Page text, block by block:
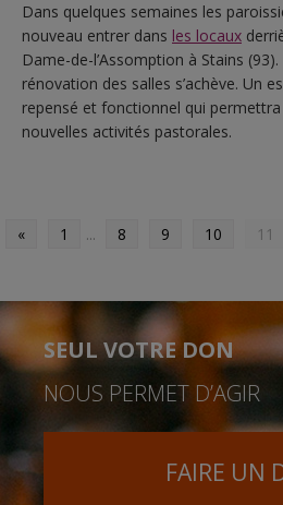
Dans quelques semaines les
nouveau entrer dans les locaux
Dame-de-l’Assomption à Stains
rénovation des salles s’achève. Un
repensé et fonctionnel qui
nouvelles activités pastorales.
« 1 ... 8 9 10 11
SEUL VOTRE DON
NOUS PERMET D’AGIR
FAIRE UN